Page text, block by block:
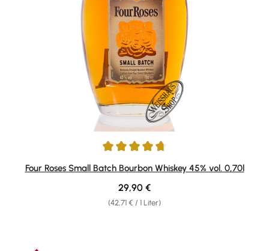
Durchschnittliche Bewertung von 4.84 von 5 Sternen
Four Roses Small Batch Bourbon Whiskey 45% vol. 0,70l
(42,71 € / 1 Liter)
Regulärer Preis:
29,90 €